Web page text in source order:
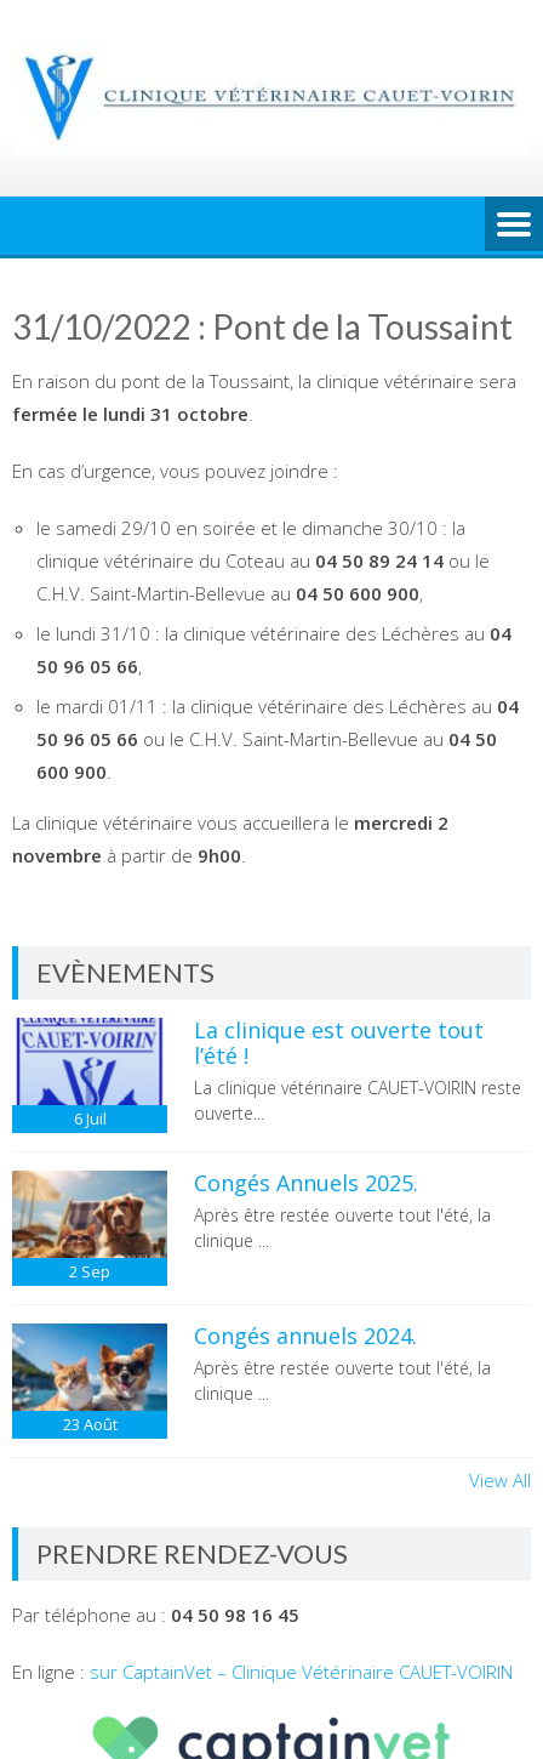
content
31/10/2022 : Pont de la Toussaint
En raison du pont de la Toussaint, la clinique vétérinaire sera
fermée le lundi 31 octobre
En cas d’urgence, vous pouvez joindre :
le samedi 29/10 en soirée et le dimanche 30/10 : la
clinique vétérinaire du Coteau au 04 50 89 24 14 ou le
C.H.V. Saint-Martin-Bellevue au 04 50 600 900,
le lundi 31/10 : la clinique vétérinaire des Léchères au 04
50 96 05 66,
le mardi 01/11 : la clinique vétérinaire des Léchères au 04
50 96 05 66 ou le C.H.V. Saint-Martin-Bellevue au 04 50
600 900
La clinique vétérinaire vous accueillera le mercredi 2
novembre à partir de 9h00
EVÈNEMENTS
6Juil
La clinique est ouverte tout
l’été !
La clinique vétérinaire CAUET-VOIRIN reste
ouverte...
2 Sep
Congés Annuels 2025.
Après être restée ouverte tout l'été, la
clinique ...
23 Août
Congés annuels 2024.
Après être restée ouverte tout l'été, la
clinique ...
View All
PRENDRE RENDEZ-VOUS
Par téléphone au : 04 50 98 16 45
En ligne : sur CaptainVet – Clinique Vétérinaire CAUET-VOIRIN